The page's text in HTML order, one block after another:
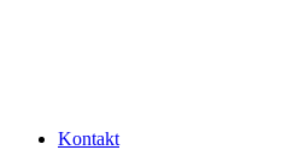
Kontakt